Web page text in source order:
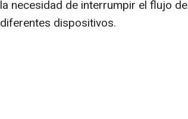
la necesidad de interrumpir el flujo
diferentes dispositivos.